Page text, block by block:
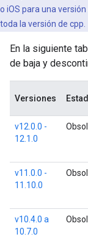
o iOS para una
toda la versión de cpp.
En la siguiente
de baja y
Versiones
v12.0.0 -
12.1.0
v11.0.0 -
11.10.0
v10.4.0 a
10.7.0